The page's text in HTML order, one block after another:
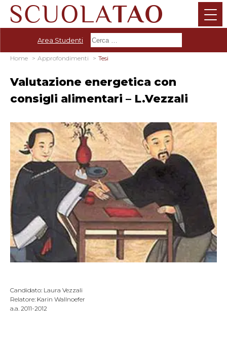
Area Studenti
Home Approfondimenti Tesi
Valutazione energetica con
consigli alimentari – L.Vezzali
Candidato: Laura Vezzali
Relatore: Karin Wallnoefer
a.a. 2011-2012